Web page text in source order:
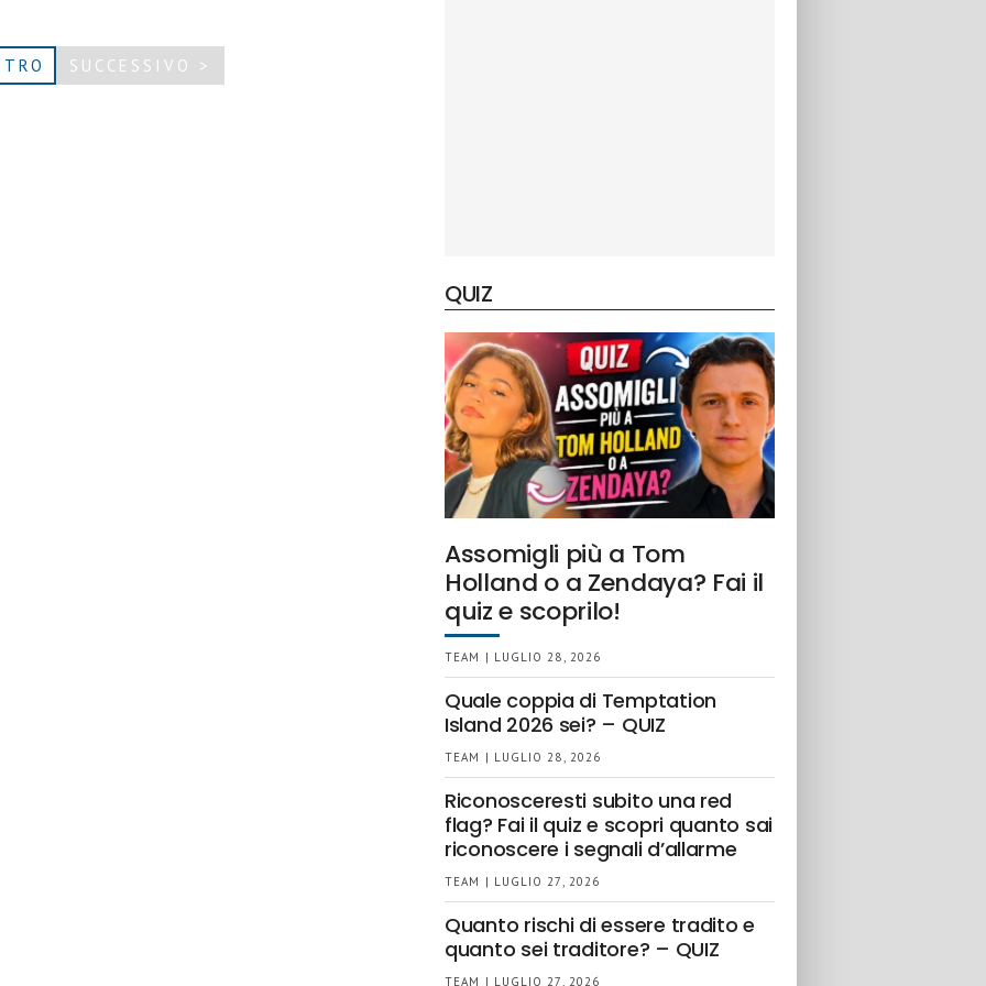
SUCCESSIVO >
QUIZ
Assomigli più a Tom
Holland o a Zendaya? Fai il
quiz e scoprilo!
TEAM | LUGLIO 28, 2026
Quale coppia di Temptation
Island 2026 sei? – QUIZ
TEAM | LUGLIO 28, 2026
Riconosceresti subito una red
flag? Fai il quiz e scopri quanto sai
riconoscere i segnali d’allarme
TEAM | LUGLIO 27, 2026
Quanto rischi di essere tradito e
quanto sei traditore? – QUIZ
TEAM | LUGLIO 27, 2026